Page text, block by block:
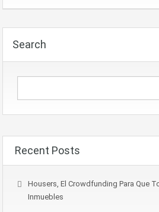
Search
Recent Posts
Housers, El Crowdfunding Para Que
Inmuebles